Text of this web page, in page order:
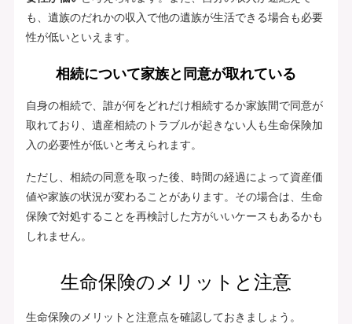
も、遺族のだれかの収入で他の遺族が生活できる場合も必要
性が低いといえます。
相続について家族と同意が取れている
自身の相続で、誰が何をどれだけ相続するか家族間で同意が
取れており、遺産相続のトラブルが起きない人も生命保険加
入の必要性が低いと考えられます。
ただし、相続の同意を取った後、時間の経過によって資産価
値や家族の状況が変わることがあります。その場合は、生命
保険で対処することを再検討した方がいいケースもあるかも
しれません。
生命保険のメリットと注意
生命保険のメリットと注意点を確認しておきましょう。